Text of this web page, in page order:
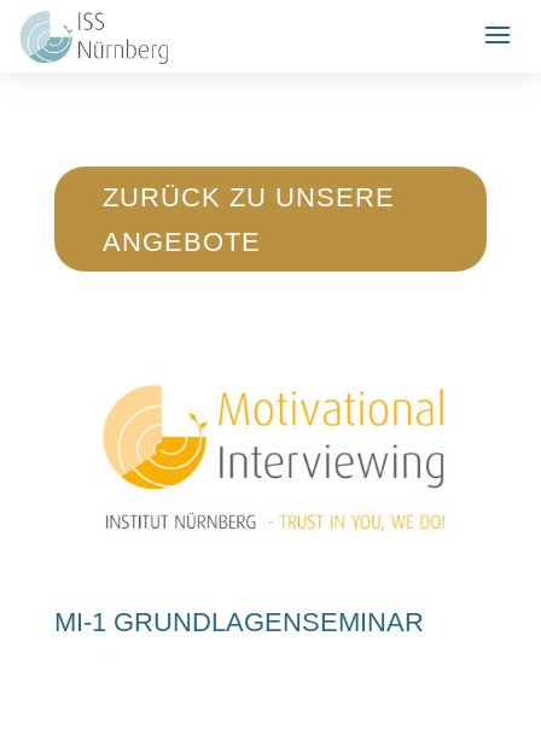
ZURÜCK ZU UNSERE
ANGEBOTE
MI-1 GRUNDLAGENSEMINAR